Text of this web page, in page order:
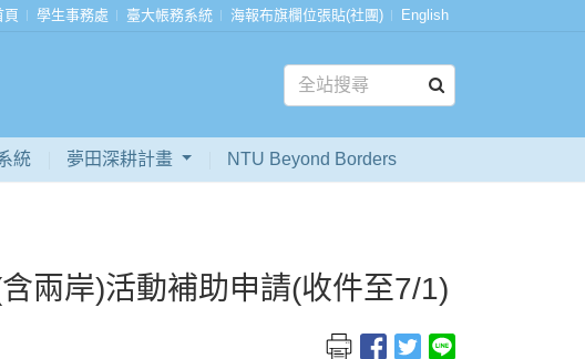
頁 學生事務處 臺大帳務系統 海報布旗欄位張貼(社團) English
統 夢田深耕計畫 NTU Beyond Borders
兩岸)活動補助申請(收件至7/1)